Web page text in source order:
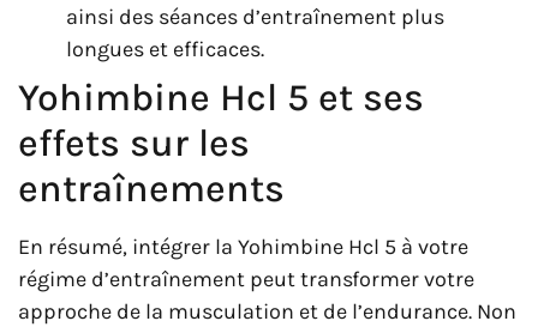
ainsi des séances d’entraînement plus
longues et efficaces.
Yohimbine Hcl 5 et ses
effets sur les
entraînements
En résumé, intégrer la Yohimbine Hcl 5 à votre
régime d’entraînement peut transformer votre
approche de la musculation et de l’endurance. Non